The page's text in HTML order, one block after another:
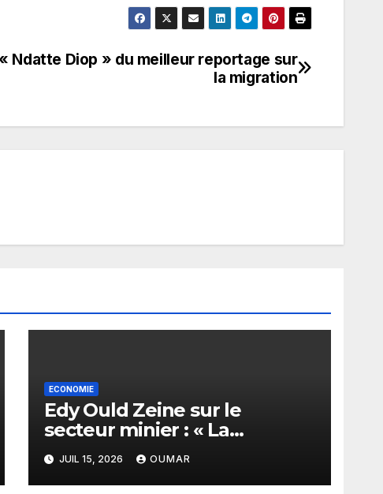
« Ndatte Diop » du meilleur reportage sur
la migration
ECONOMIE
Edy Ould Zeine sur le
secteur minier : « La
corruption n’existe pas en
Mauritanie »
JUIL 15, 2026 OUMAR